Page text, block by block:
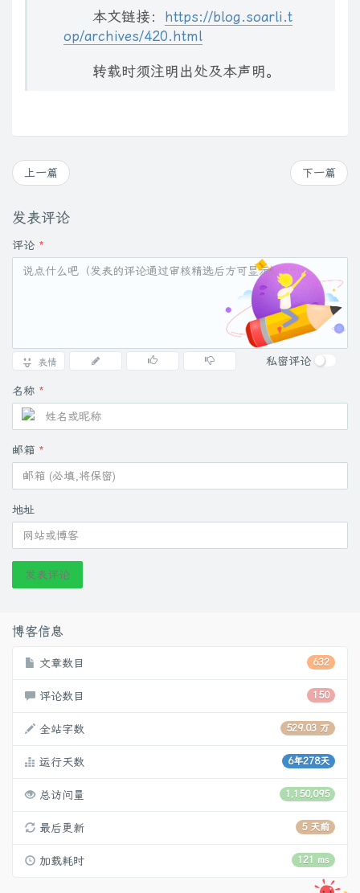
本文链接：
https://blog.soarli.t
op/archives/420.html
转载时须注明出处及本声明。
下一篇
上一篇
发表评论
评论 *
表情 私密评论
名称 *
邮箱 *
地址
发表评论
博客信息
632
文章数目
150
评论数目
529.03 万
全站字数
6年278天
运行天数
1,150,095
总访问量
5 天前
最后更新
121 ms
加载耗时